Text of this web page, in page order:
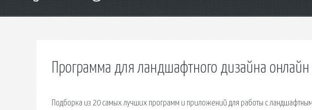
Программа для ландшафтного дизайна онлайн
Подборка из 20 самых лучших программ и приложений для работы с